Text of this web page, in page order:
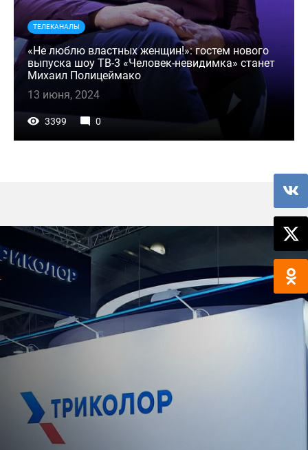
ТЕЛЕКАНАЛЫ
«Не люблю властных женщин!»: гостем нового
выпуска шоу ТВ-3 «Человек-невидимка» станет
Михаил Полицеймако
13 июня, 2024
3399 0